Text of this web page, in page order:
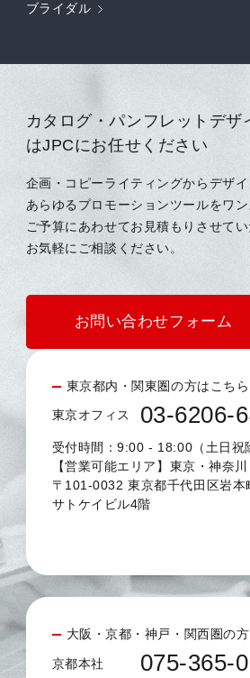
ブライダル
カタログ・パンフレットデザ
はJPCにお任せください
企画・コピーライティングからデザイ
あらゆるプロモーションツールをワン
ご予算にあわせてお見積もりさせてい
お気軽にご相談ください。
お問い合わせフォーム
東京都内・関東圏の方はこちら
東京オフィス 03-6206-
受付時間：9:00 - 18:00（土日祝
【営業可能エリア】東京・神奈
〒101-0032 東京都千代田区岩本
サトケイビル4階
大阪・京都・神戸・関西圏の
京都本社 075-365-